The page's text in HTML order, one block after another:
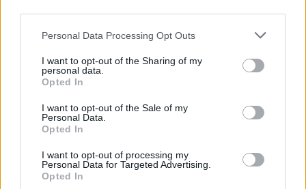
Personal Data Processing Opt Outs
I want to opt-out of the Sharing of my
personal data.
Opted In
I want to opt-out of the Sale of my
Personal Data.
Opted In
I want to opt-out of processing my
Personal Data for Targeted Advertising.
Opted In
Roaccutane (480)
Dexamfetamine (446)
Euthyrox (436)
Schildklier - hypothyroidie (traagwerkend)
De reviews op deze pagina zijn door de gebruikers